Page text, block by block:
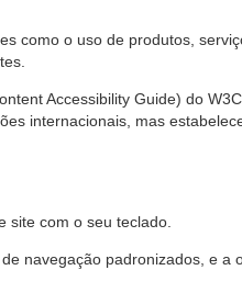
como o uso de produtos,
Accessibility Guide) do
internacionais, mas
site com o seu teclado.
navegação padronizados, e a